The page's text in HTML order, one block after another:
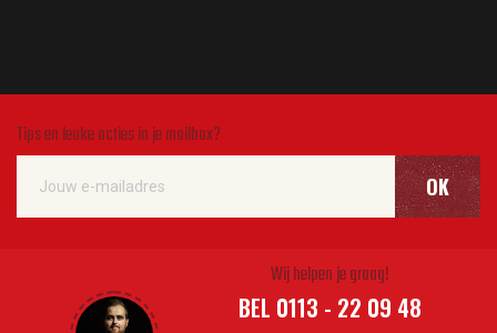
Tips en leuke acties in je mailbox?
OK
Wij helpen je graag!
BEL 0113 - 22 09 48